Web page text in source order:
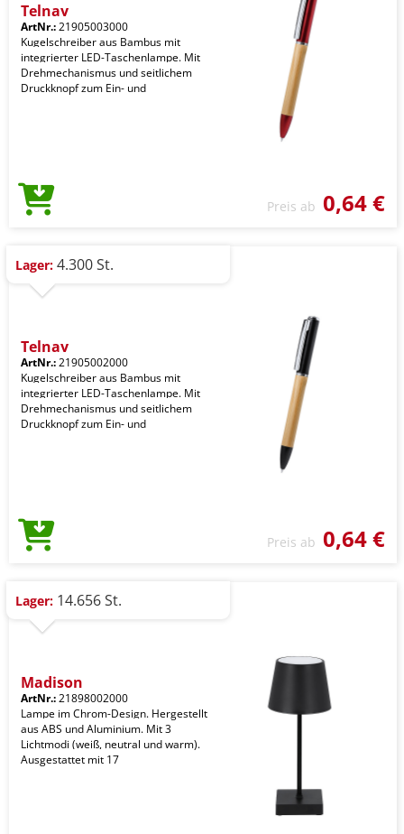
Telnay
ArtNr.:21905003000
Kugelschreiber aus Bambus mit
integrierter LED-Taschenlampe. Mit
Drehmechanismus und seitlichem
Druckknopf zum Ein- und
Preis ab 0,64 €
Lager: 4.300 St.
Telnay
ArtNr.:21905002000
Kugelschreiber aus Bambus mit
integrierter LED-Taschenlampe. Mit
Drehmechanismus und seitlichem
Druckknopf zum Ein- und
Preis ab 0,64 €
Lager: 14.656 St.
Madison
ArtNr.:21898002000
Lampe im Chrom-Design. Hergestellt
aus ABS und Aluminium. Mit 3
Lichtmodi (weiß, neutral und warm).
Ausgestattet mit 17